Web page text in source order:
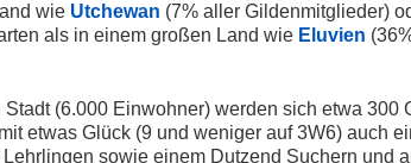
wie Utchewan (7% aller Gildenmitglieder)
als in einem großen Land wie Eluvien
Stadt (6.000 Einwohner) werden sich etwa
etwas Glück (9 und weniger auf 3W6) auch
sowie einem Dutzend Suchern und